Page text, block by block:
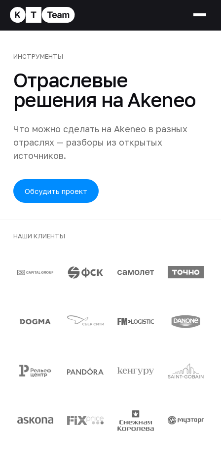
ИНСТРУМЕНТЫ
Отраслевые
решения на Akeneo
Что можно сделать на Akeneo в разных
отраслях — разборы из открытых
источников.
Обсудить проект
НАШИ КЛИЕНТЫ